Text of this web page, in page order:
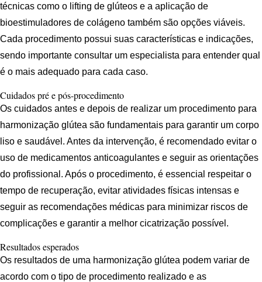
técnicas como o lifting de glúteos e a aplicação de
bioestimuladores de colágeno também são opções viáveis.
Cada procedimento possui suas características e indicações,
sendo importante consultar um especialista para entender qual
é o mais adequado para cada caso.
Cuidados pré e pós-procedimento
Os cuidados antes e depois de realizar um procedimento para
harmonização glútea são fundamentais para garantir um corpo
liso e saudável. Antes da intervenção, é recomendado evitar o
uso de medicamentos anticoagulantes e seguir as orientações
do profissional. Após o procedimento, é essencial respeitar o
tempo de recuperação, evitar atividades físicas intensas e
seguir as recomendações médicas para minimizar riscos de
complicações e garantir a melhor cicatrização possível.
Resultados esperados
Os resultados de uma harmonização glútea podem variar de
acordo com o tipo de procedimento realizado e as